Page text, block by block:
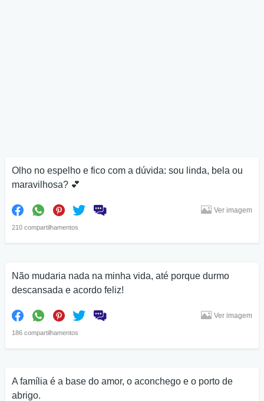
Olho no espelho e fico com a dúvida: sou linda, bela ou
maravilhosa? 💕
210 compartilhamentos
Ver imagem
Não mudaria nada na minha vida, até porque durmo
descansada e acordo feliz!
186 compartilhamentos
Ver imagem
A família é a base do amor, o aconchego e o porto de
abrigo.